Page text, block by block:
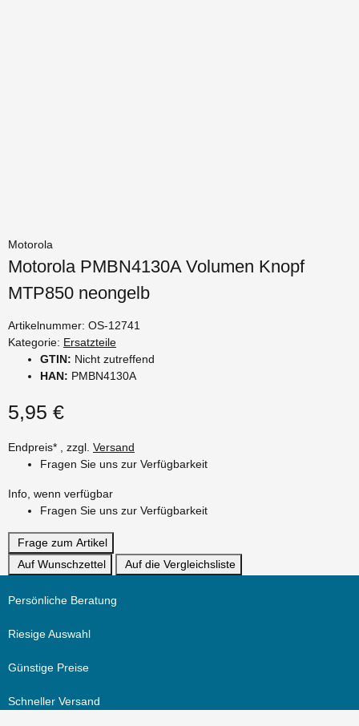
Motorola
Motorola PMBN4130A Volumen Knopf
MTP850 neongelb
Artikelnummer: OS-12741
Kategorie: Ersatzteile
GTIN: Nicht zutreffend
HAN: PMBN4130A
5,95 €
Endpreis* , zzgl. Versand
Fragen Sie uns zur Verfügbarkeit
Info, wenn verfügbar
Fragen Sie uns zur Verfügbarkeit
Frage zum Artikel
Auf Wunschzettel
Auf die Vergleichsliste
Persönliche Beratung
Riesige Auswahl
Günstige Preise
Schneller Versand